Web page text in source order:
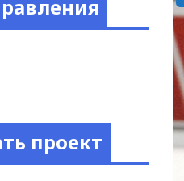
проект